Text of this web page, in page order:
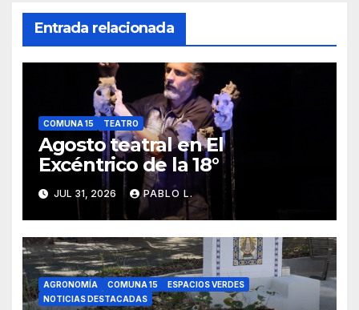
Entrada relacionada
COMUNA 15 TEATRO
Agosto teatral en El
Excéntrico de la 18°
JUL 31, 2026 PABLO L.
AGRONOMÍA COMUNA 15
ESPACIOS VERDES
NOTICIAS DESTACADAS